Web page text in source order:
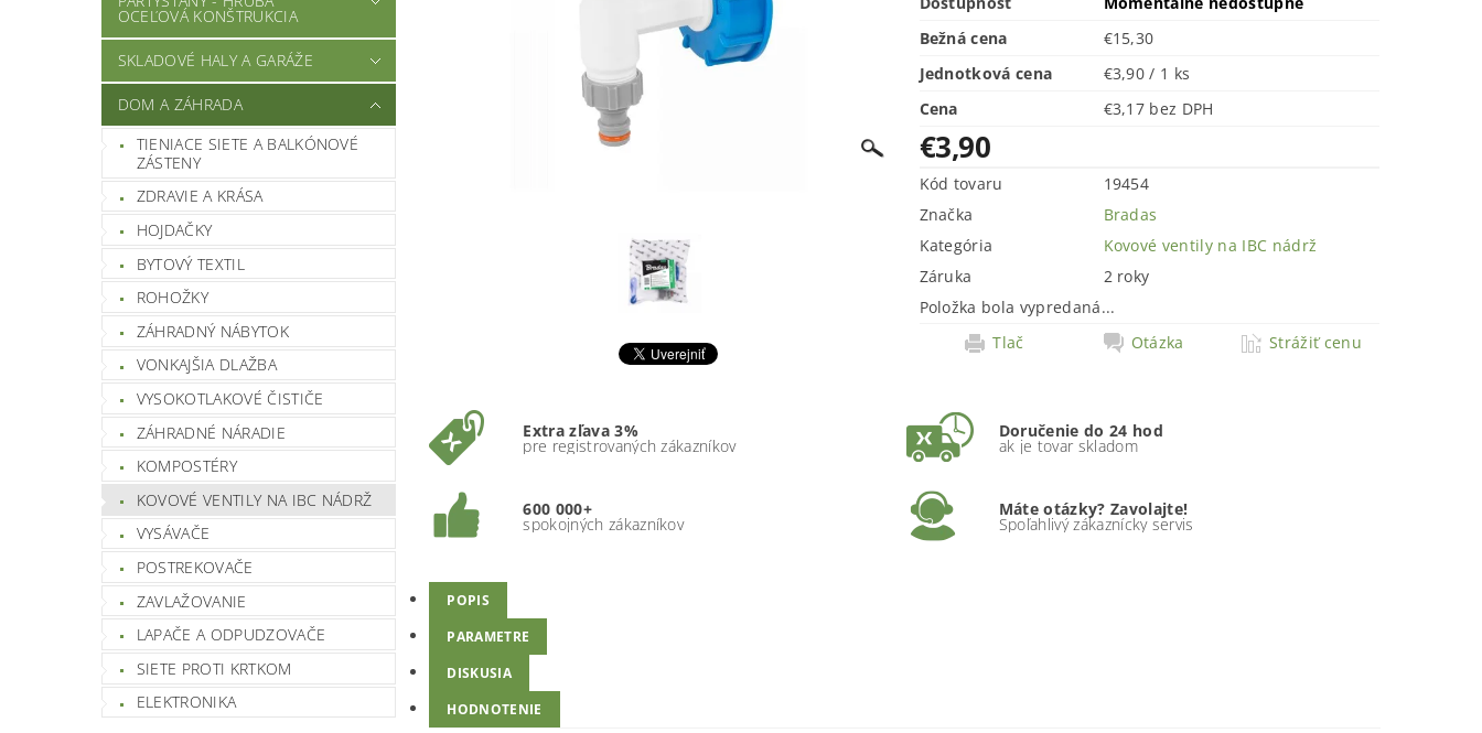
OCEĽOVÁ KONŠTRUKCIA
SKLADOVÉ HALY A GARÁŽE
DOM A ZÁHRADA
TIENIACE SIETE A BALKÓNOVÉ
ZÁSTENY
ZDRAVIE A KRÁSA
HOJDAČKY
BYTOVÝ TEXTIL
ROHOŽKY
ZÁHRADNÝ NÁBYTOK
VONKAJŠIA DLAŽBA
VYSOKOTLAKOVÉ ČISTIČE
ZÁHRADNÉ NÁRADIE
KOMPOSTÉRY
KOVOVÉ VENTILY NA IBC NÁDRŽ
VYSÁVAČE
POSTREKOVAČE
ZAVLAŽOVANIE
LAPAČE A ODPUDZOVAČE
SIETE PROTI KRTKOM
ELEKTRONIKA
Bežná cena
€15,30
Jednotková cena
€3,90 / 1 ks
Cena
€3,17 bez DPH
€3,90
Kód tovaru
19454
Značka
Bradas
Kategória
Kovové ventily na IBC nádrž
Záruka
2 roky
Položka bola vypredaná...
Tlač
Otázka Strážiť cenu
Extra zľava 3%
pre registrovaných zákazníkov
Doručenie do 24 hod
ak je tovar skladom
600 000+
spokojných zákazníkov
Máte otázky? Zavolajte!
Spoľahlivý zákaznícky servis
POPIS
PARAMETRE
DISKUSIA
HODNOTENIE